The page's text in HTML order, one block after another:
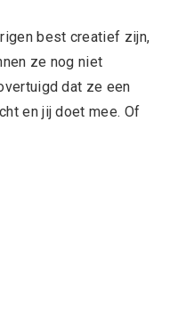
best creatief zijn,
ze nog niet
dat ze een
en jij doet mee. Of